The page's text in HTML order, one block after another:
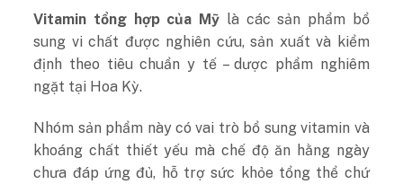
Vitamin tổng hợp của Mỹ là các sản phẩm bổ
sung vi chất được nghiên cứu, sản xuất và kiểm
định theo tiêu chuẩn y tế – dược phẩm nghiêm
ngặt tại Hoa Kỳ.
Nhóm sản phẩm này có vai trò bổ sung vitamin và
khoáng chất thiết yếu mà chế độ ăn hằng ngày
chưa đáp ứng đủ, hỗ trợ sức khỏe tổng thể chứ